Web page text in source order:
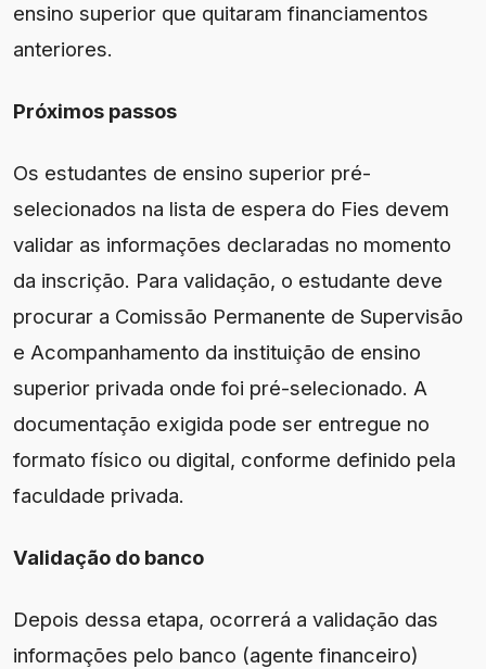
ensino superior que quitaram financiamentos
anteriores.
Próximos passos
Os estudantes de ensino superior pré-
selecionados na lista de espera do Fies devem
validar as informações declaradas no momento
da inscrição. Para validação, o estudante deve
procurar a Comissão Permanente de Supervisão
e Acompanhamento da instituição de ensino
superior privada onde foi pré-selecionado. A
documentação exigida pode ser entregue no
formato físico ou digital, conforme definido pela
faculdade privada.
Validação do banco
Depois dessa etapa, ocorrerá a validação das
informações pelo banco (agente financeiro)